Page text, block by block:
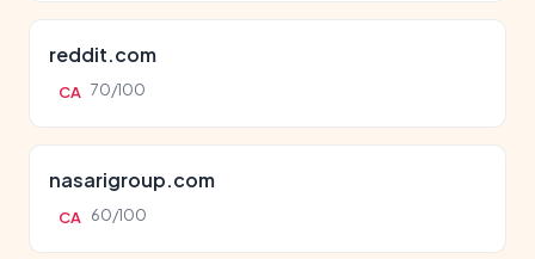
reddit.com
CA 70/100
nasarigroup.com
CA 60/100